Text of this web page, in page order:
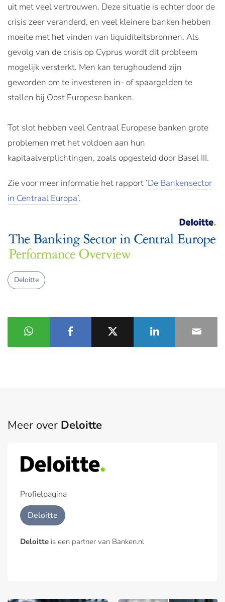
uit met veel vertrouwen. Deze situatie is echter door de
crisis zeer veranderd, en veel kleinere banken hebben
moeite met het vinden van liquiditeitsbronnen. Als
gevolg van de crisis op Cyprus wordt dit probleem
mogelijk versterkt. Men kan terughoudend zijn
geworden om te investeren in- of spaargelden te
stallen bij Oost Europese banken.
Tot slot hebben veel Centraal Europese banken grote
problemen met het voldoen aan hun
kapitaalverplichtingen, zoals opgesteld door Basel III.
Zie voor meer informatie het rapport ‘De Bankensector
in Centraal Europa’.
Deloitte
Meer over Deloitte
Profielpagina
Deloitte
Deloitte is een partner van Banken.nl